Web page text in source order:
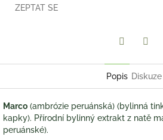
ZEPTAT SE
Popis Diskuze
Marco (ambrózie peruánská) (bylinná
kapky). Přírodní bylinný extrakt z natě
peruánské).